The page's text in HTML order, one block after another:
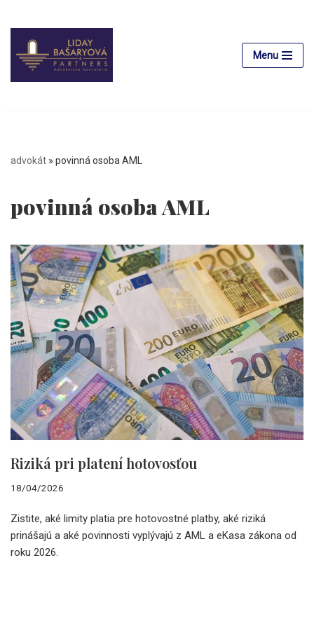
Preskočiť
na
obsah
Menu
advokát » povinná osoba AML
povinná osoba AML
Riziká pri platení hotovosťou
18/04/2026
Zistite, aké limity platia pre hotovostné platby, aké riziká
prinášajú a aké povinnosti vyplývajú z AML a eKasa zákona od
roku 2026.